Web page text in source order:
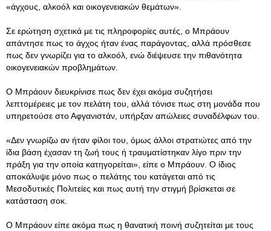
«άγχους, αλκοόλ και οικογενειακών θεμάτων».
Σε ερώτηση σχετικά με τις πληροφορίες αυτές, ο Μπράουν
απάντησε πως το άγχος ήταν ένας παράγοντας, αλλά πρόσθεσε
πως δεν γνωρίζει για το αλκοόλ, ενώ διέψευσε την πιθανότητα
οικογενειακών προβλημάτων.
Ο Μπράουν διευκρίνισε πως δεν έχει ακόμα συζητήσει
λεπτομέρειες με τον πελάτη του, αλλά τόνισε πως στη μονάδα που
υπηρετούσε στο Αφγανιστάν, υπήρξαν απώλειες συναδέλφων του.
«Δεν γνωρίζω αν ήταν φίλοι του, όμως άλλοι στρατιώτες από την
ίδια βάση έχασαν τη ζωή τους ή τραυματίστηκαν λίγο πριν την
πράξη για την οποία κατηγορείται», είπε ο Μπράουν. Ο ίδιος
αποκάλυψε μόνο πως ο πελάτης του κατάγεται από τις
Μεσοδυτικές Πολιτείες και πως αυτή την στιγμή βρίσκεται σε
κατάσταση σοκ.
Ο Μπράουν είπε ακόμα πως η θανατική ποινή συζητείται με τους